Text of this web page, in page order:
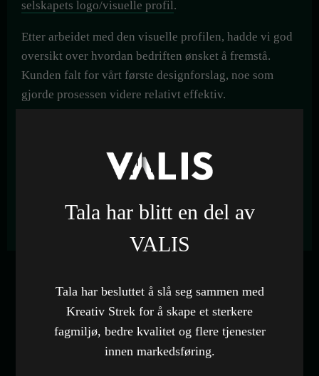
selskapets logo/visuelle profil.
Etter arbeidet med den visuelle profilen, hadde vi god
oversikt over hvordan bedriften ønsket å fremstå.
Kunden falt for vårt første designforslag, noe som
gjorde prosessen videre relativt effektiv.
brukervennlig for de besøkende, og den er enkel for
selskapet å oppdatere videre selv.
Se nettside
Tala har blitt en del av
VALIS
Tala har besluttet å slå seg sammen med
Kreativ Strek for å skape et sterkere
fagmiljø, bedre kvalitet og flere tjenester
innen markedsføring.